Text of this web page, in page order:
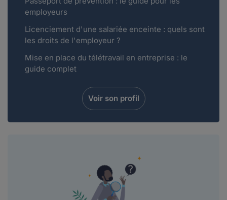
employeurs
Licenciement d'une salariée enceinte : quels sont
les droits de l'employeur ?
Mise en place du télétravail en entreprise : le
guide complet
Voir son profil